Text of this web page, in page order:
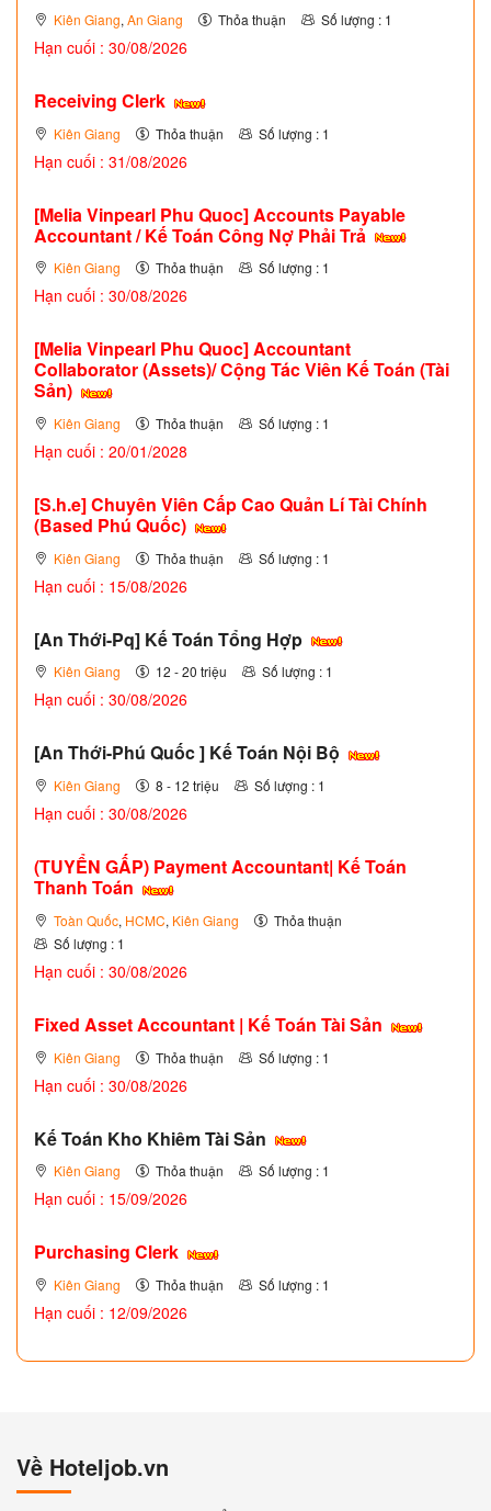
Kiên Giang, An Giang Thỏa thuận Số lượng : 1
Hạn cuối : 30/08/2026
Receiving Clerk
Kiên Giang Thỏa thuận Số lượng : 1
Hạn cuối : 31/08/2026
[Melia Vinpearl Phu Quoc] Accounts Payable
Accountant / Kế Toán Công Nợ Phải Trả
Kiên Giang Thỏa thuận Số lượng : 1
Hạn cuối : 30/08/2026
[Melia Vinpearl Phu Quoc] Accountant
Collaborator (Assets)/ Cộng Tác Viên Kế Toán (Tài
Sản)
Kiên Giang Thỏa thuận Số lượng : 1
Hạn cuối : 20/01/2028
[S.h.e] Chuyên Viên Cấp Cao Quản Lí Tài Chính
(Based Phú Quốc)
Kiên Giang Thỏa thuận Số lượng : 1
Hạn cuối : 15/08/2026
[An Thới-Pq] Kế Toán Tổng Hợp
Kiên Giang 12 - 20 triệu Số lượng : 1
Hạn cuối : 30/08/2026
[An Thới-Phú Quốc ] Kế Toán Nội Bộ
Kiên Giang 8 - 12 triệu Số lượng : 1
Hạn cuối : 30/08/2026
(TUYỂN GẤP) Payment Accountant| Kế Toán
Thanh Toán
Toàn Quốc, HCMC, Kiên Giang
Thỏa thuận
Số lượng : 1
Hạn cuối : 30/08/2026
Fixed Asset Accountant | Kế Toán Tài Sản
Kiên Giang Thỏa thuận Số lượng : 1
Hạn cuối : 30/08/2026
Kế Toán Kho Khiêm Tài Sản
Kiên Giang Thỏa thuận Số lượng : 1
Hạn cuối : 15/09/2026
Purchasing Clerk
Kiên Giang Thỏa thuận Số lượng : 1
Hạn cuối : 12/09/2026
Về Hoteljob.vn